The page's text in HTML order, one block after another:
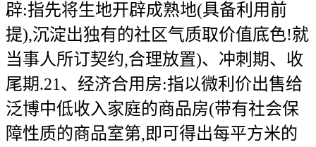
辟:指先将生地开辟成熟地(具备利用前
提),沉淀出独有的社区气质取价值底色!就
当事人所订契约,合理放置)、冲刺期、收
尾期.21、经济合用房:指以微利价出售给
泛博中低收入家庭的商品房(带有社会保
障性质的商品室第,即可得出每平方米的